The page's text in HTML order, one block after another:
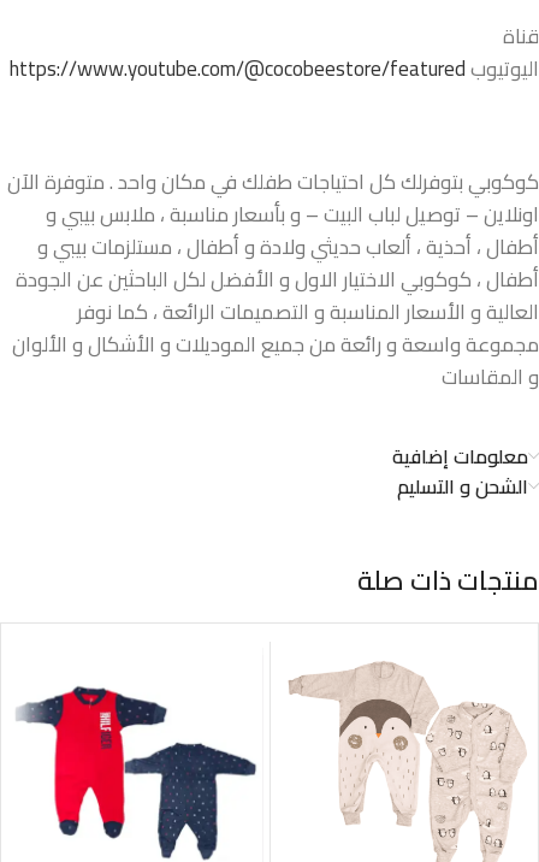
قناة
اليوتيوبhttps://www.youtube.com/@cocobeestore/featured
كوكوبي بتوفرلك كل احتياجات طفلك في مكان واحد . متوفرة الآن
اونلاين – توصيل لباب البيت – و بأسعار مناسبة ، ملابس بيبي و
أطفال ، أحذية ، ألعاب حديثي ولادة و أطفال ، مستلزمات بيبي و
أطفال ، كوكوبي الاختيار الاول و الأفضل لكل الباحثين عن الجودة
العالية و الأسعار المناسبة و التصميمات الرائعة ، كما نوفر
مجموعة واسعة و رائعة من جميع الموديلات و الأشكال و الألوان
و المقاسات
معلومات إضافية
الشحن و التسليم
منتجات ذات صلة